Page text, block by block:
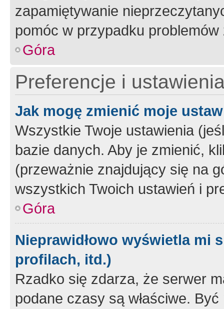
zapamiętywanie
pomóc w przypadku
Góra
Preferencje i
Jak mogę zmienić moje
Wszystkie Twoje ustawienia
bazie danych. Aby je zmienić,
(przeważnie znajdujący się na
wszystkich Twoich ustawień i
Góra
Nieprawidłowo wyświetla mi
profilach, itd.)
Rzadko się zdarza, że serwer
podane czasy są właściwe.